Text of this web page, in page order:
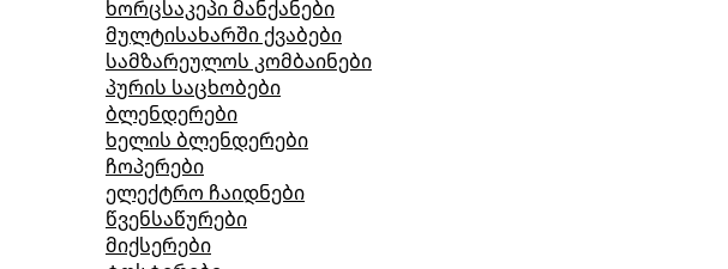
ხორცსაკეპი მანქანები
მულტისახარში ქვაბები
სამზარეულოს კომბაინები
პურის საცხობები
ბლენდერები
ხელის ბლენდერები
ჩოპერები
ელექტრო ჩაიდნები
წვენსაწურები
მიქსერები